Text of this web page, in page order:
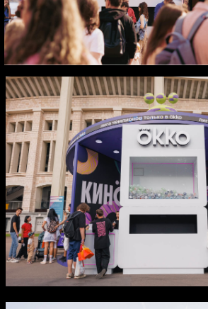
Результаты:
— 200 000+ человек суммарная
аудитория фестивалей
— 10 000+ гостей прошли активности
стенда и получили брендированные
подарки
Повысить узнаваемость Okko среди
активной городской аудитории, вовлечь
гостей фестивалей в мир контента
платформы и усилить эмоциональную
связь с брендом.
Задачи и цели: